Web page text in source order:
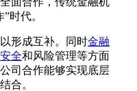
时代。
形成互补。同时金融
全和风险管理等方面
司合作能够实现底层
合。